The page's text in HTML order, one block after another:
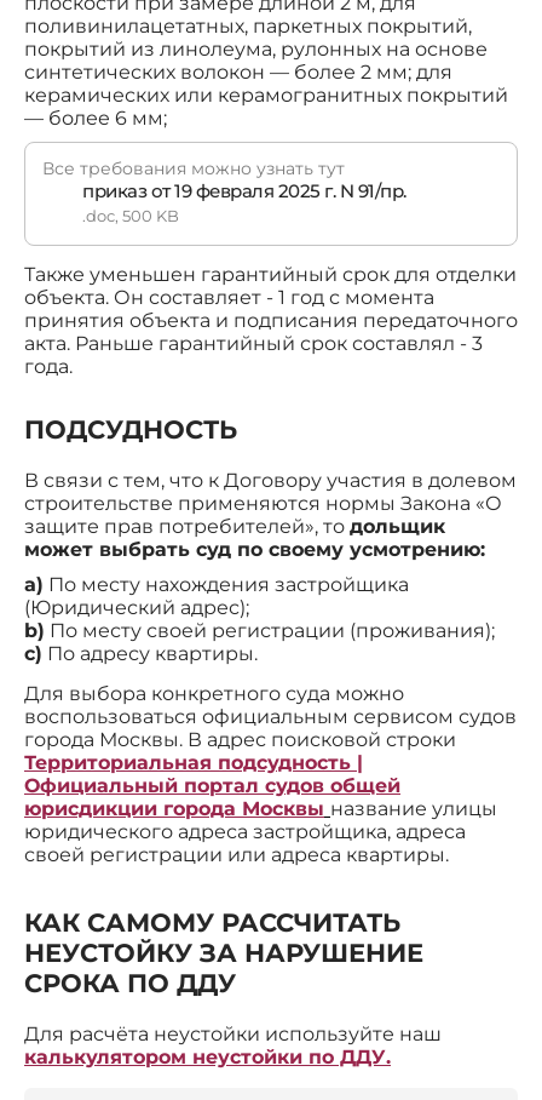
поливинилацетатных, паркетных покрытий,
покрытий из линолеума, рулонных на основе
синтетических волокон — более 2 мм; для
керамических или керамогранитных покрытий
— более 6 мм;
Все требования можно узнать тут
приказ от 19 февраля 2025 г. N 91/пр.
.doc, 500 KB
Также уменьшен гарантийный срок для отделки
объекта. Он составляет - 1 год с момента
принятия объекта и подписания передаточного
акта. Раньше гарантийный срок составлял - 3
года.
ПОДСУДНОСТЬ
В связи с тем, что к Договору участия в долевом
строительстве применяются нормы Закона «О
защите прав потребителей», то дольщик
может выбрать суд по своему усмотрению:
a) По месту нахождения застройщика
(Юридический адрес);
b) По месту своей регистрации (проживания);
c) По адресу квартиры.
Для выбора конкретного суда можно
воспользоваться официальным сервисом судов
города Москвы. В адрес поисковой строки
Территориальная подсудность |
Официальный портал судов общей
юрисдикции города Москвы название улицы
юридического адреса застройщика, адреса
своей регистрации или адреса квартиры.
КАК САМОМУ РАССЧИТАТЬ
НЕУСТОЙКУ ЗА НАРУШЕНИЕ
СРОКА ПО ДДУ
Для расчёта неустойки используйте наш
калькулятором неустойки по ДДУ.